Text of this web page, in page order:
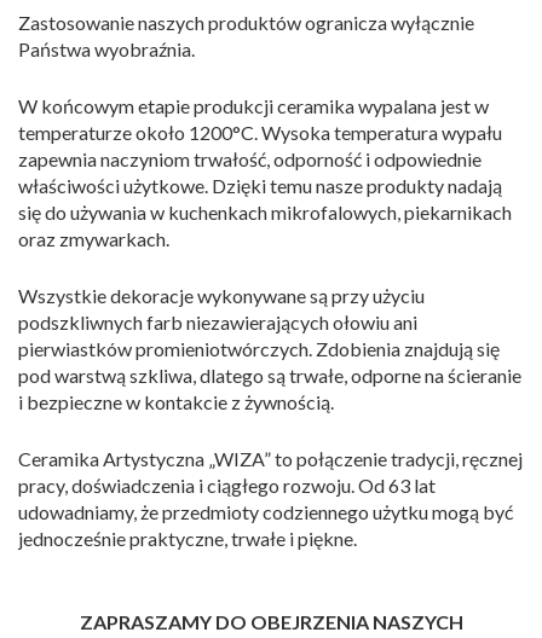
Zastosowanie naszych produktów ogranicza wyłącznie
Państwa wyobraźnia.
W końcowym etapie produkcji ceramika wypalana jest w
temperaturze około 1200°C. Wysoka temperatura wypału
zapewnia naczyniom trwałość, odporność i odpowiednie
właściwości użytkowe. Dzięki temu nasze produkty nadają
się do używania w kuchenkach mikrofalowych, piekarnikach
oraz zmywarkach.
Wszystkie dekoracje wykonywane są przy użyciu
podszkliwnych farb niezawierających ołowiu ani
pierwiastków promieniotwórczych. Zdobienia znajdują się
pod warstwą szkliwa, dlatego są trwałe, odporne na ścieranie
i bezpieczne w kontakcie z żywnością.
Ceramika Artystyczna „WIZA” to połączenie tradycji, ręcznej
pracy, doświadczenia i ciągłego rozwoju. Od 63 lat
udowadniamy, że przedmioty codziennego użytku mogą być
jednocześnie praktyczne, trwałe i piękne.
ZAPRASZAMY DO OBEJRZENIA NASZYCH